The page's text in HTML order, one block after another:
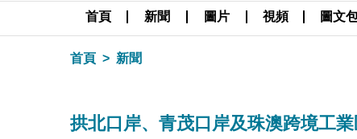
首頁 新聞 圖片 視頻 圖文
首頁 新聞
拱北口岸、青茂口岸及珠澳跨境工